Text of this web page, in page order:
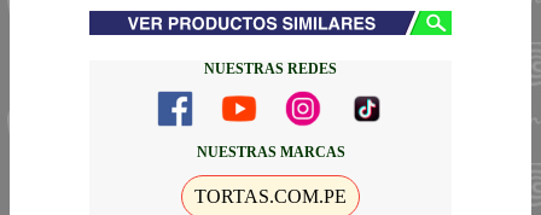
NUESTRAS REDES
NUESTRAS MARCAS
TORTAS.COM.PE